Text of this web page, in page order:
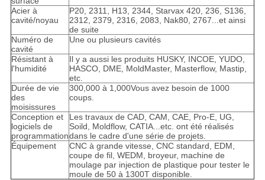
Acier à
cavité/noyau
P20, 2311, H13, 2344, Starvax 420, 236, S136,
2312, 2379, 2316, 2083, Nak80, 2767...et ainsi
de suite
Numéro de
cavité
Une ou plusieurs cavités
Résistant à
l'humidité
Il y a aussi les produits HUSKY, INCOE, YUDO,
HASCO, DME, MoldMaster, Masterflow, Mastip,
etc.
Durée de vie
des
moisissures
300,000 à 1,000Vous avez besoin de 1000
coups.
Conception et
logiciels de
programmation
Les travaux de CAD, CAM, CAE, Pro-E, UG,
Soild, Moldflow, CATIA...etc. ont été réalisés
dans le cadre d'une série de projets.
Équipement
CNC à grande vitesse, CNC standard, EDM,
coupe de fil, WEDM, broyeur, machine de
moulage par injection de plastique pour tester le
moule de 50 à 1300T disponible.